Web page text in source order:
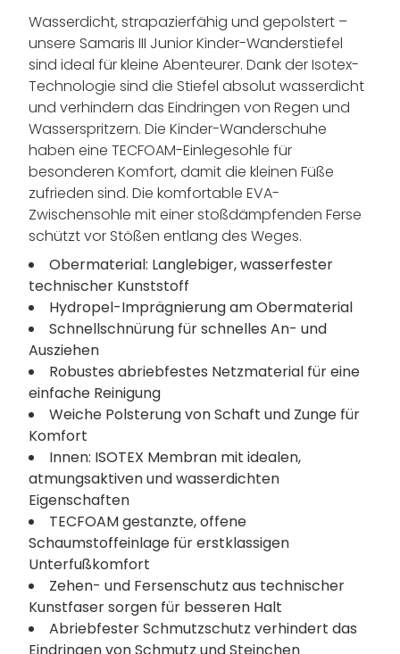
Wasserdicht, strapazierfähig und gepolstert –
unsere Samaris III Junior Kinder-Wanderstiefel
sind ideal für kleine Abenteurer. Dank der Isotex-
Technologie sind die Stiefel absolut wasserdicht
und verhindern das Eindringen von Regen und
Wasserspritzern. Die Kinder-Wanderschuhe
haben eine TECFOAM-Einlegesohle für
besonderen Komfort, damit die kleinen Füße
zufrieden sind. Die komfortable EVA-
Zwischensohle mit einer stoßdämpfenden Ferse
schützt vor Stößen entlang des Weges.
Obermaterial: Langlebiger, wasserfester
technischer Kunststoff
Hydropel-Imprägnierung am Obermaterial
Schnellschnürung für schnelles An- und
Ausziehen
Robustes abriebfestes Netzmaterial für eine
einfache Reinigung
Weiche Polsterung von Schaft und Zunge für
Komfort
Innen: ISOTEX Membran mit idealen,
atmungsaktiven und wasserdichten
Eigenschaften
TECFOAM gestanzte, offene
Schaumstoffeinlage für erstklassigen
Unterfußkomfort
Zehen- und Fersenschutz aus technischer
Kunstfaser sorgen für besseren Halt
Abriebfester Schmutzschutz verhindert das